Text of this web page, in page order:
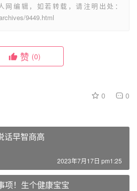
网编辑，如若转载，请注明出处：
9449.html
赞 (0)
0 0
话早智商高
2023年7月17日 pm1:25
项！生个健康宝宝